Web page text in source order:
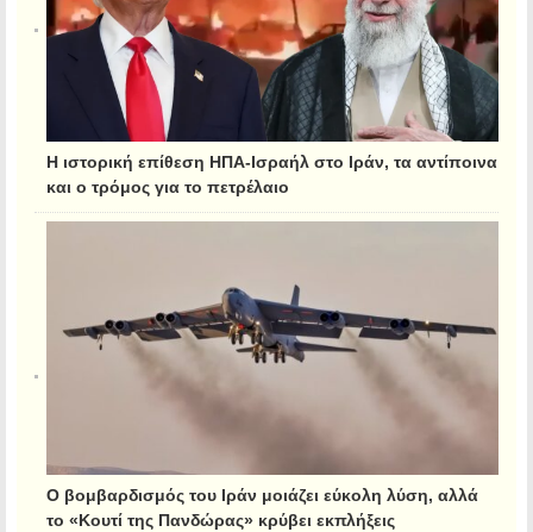
Η ιστορική επίθεση ΗΠΑ-Ισραήλ στο Ιράν, τα αντίποινα
και ο τρόμος για το πετρέλαιο
Ο βομβαρδισμός του Ιράν μοιάζει εύκολη λύση, αλλά
το «Κουτί της Πανδώρας» κρύβει εκπλήξεις